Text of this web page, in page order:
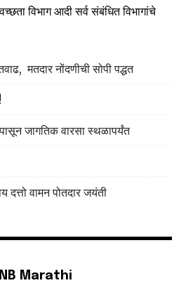
विभाग आदी सर्व संबंधित विभागांचे
मतदार नोंदणीची सोपी पद्धत
जागतिक वारसा स्थळापर्यंत
दत्तो वामन पोतदार जयंती
NB Marathi